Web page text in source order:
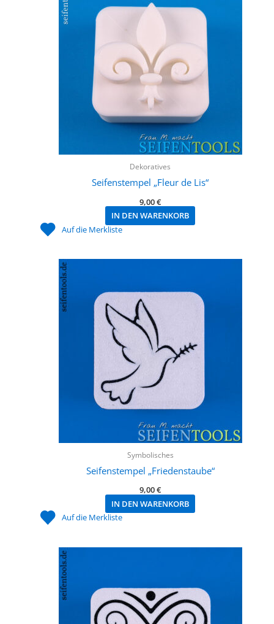
Dekoratives
Seifenstempel „Fleur de Lis“
9,00€
IN DEN WARENKORB
Auf die Merkliste
Symbolisches
Seifenstempel „Friedenstaube“
9,00€
IN DEN WARENKORB
Auf die Merkliste